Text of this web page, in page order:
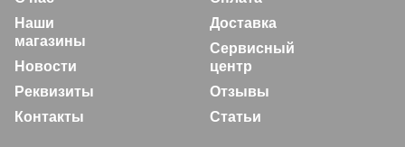
Наши
магазины
Новости
Реквизиты
Контакты
Доставка
Сервисный
центр
Отзывы
Статьи